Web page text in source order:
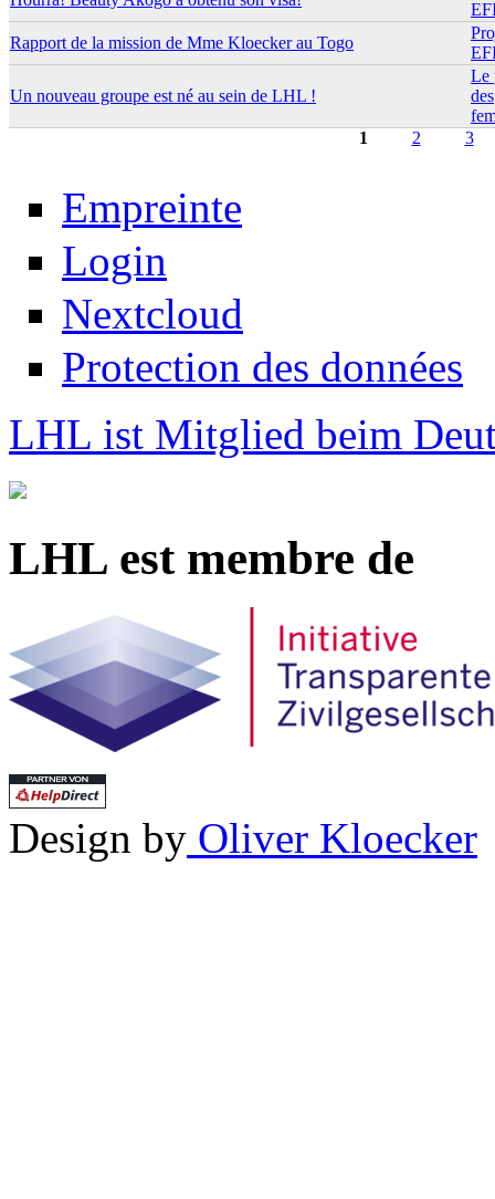
Rapport de la mission de Mme Kloecker au Togo
Un nouveau groupe est né au sein de LHL !
Le
des
1 2 3
Empreinte
Login
Nextcloud
Protection des données
LHL ist Mitglied beim
LHL est membre de
Design by Oliver Kloecker